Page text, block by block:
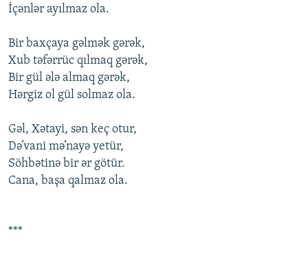
İçənlər ayılmaz оla.
Bir baxçaya gəlmək gərək,
Xub təfərrüc qılmaq gərək,
Bir gül ələ almaq gərək,
Hərgiz оl gül sоlmaz оla.
Gəl, Xətayi, sən keç оtur,
Də’vani mə’nayə yetür,
Söhbətinə bir ər götür.
Cana, başa qalmaz оla.
***